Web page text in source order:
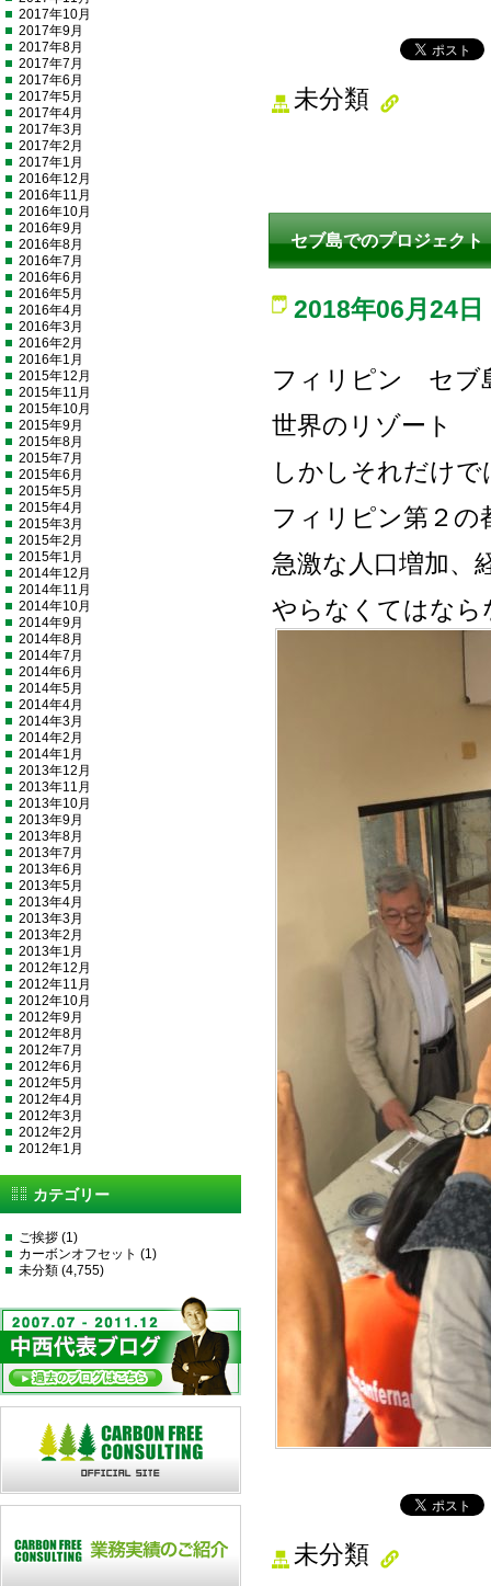
未分類
セブ島でのプロジェクト
2018年06月24日
フィリピン セブ
世界のリゾート
しかしそれだけ
フィリピン第２の
急激な人口増加、
やらなくてはなら
未分類
2017年10月
2017年9月
2017年8月
2017年7月
2017年6月
2017年5月
2017年4月
2017年3月
2017年2月
2017年1月
2016年12月
2016年11月
2016年10月
2016年9月
2016年8月
2016年7月
2016年6月
2016年5月
2016年4月
2016年3月
2016年2月
2016年1月
2015年12月
2015年11月
2015年10月
2015年9月
2015年8月
2015年7月
2015年6月
2015年5月
2015年4月
2015年3月
2015年2月
2015年1月
2014年12月
2014年11月
2014年10月
2014年9月
2014年8月
2014年7月
2014年6月
2014年5月
2014年4月
2014年3月
2014年2月
2014年1月
2013年12月
2013年11月
2013年10月
2013年9月
2013年8月
2013年7月
2013年6月
2013年5月
2013年4月
2013年3月
2013年2月
2013年1月
2012年12月
2012年11月
2012年10月
2012年9月
2012年8月
2012年7月
2012年6月
2012年5月
2012年4月
2012年3月
2012年2月
2012年1月
カテゴリー
ご挨拶 (1)
カーボンオフセット (1)
未分類 (4,755)